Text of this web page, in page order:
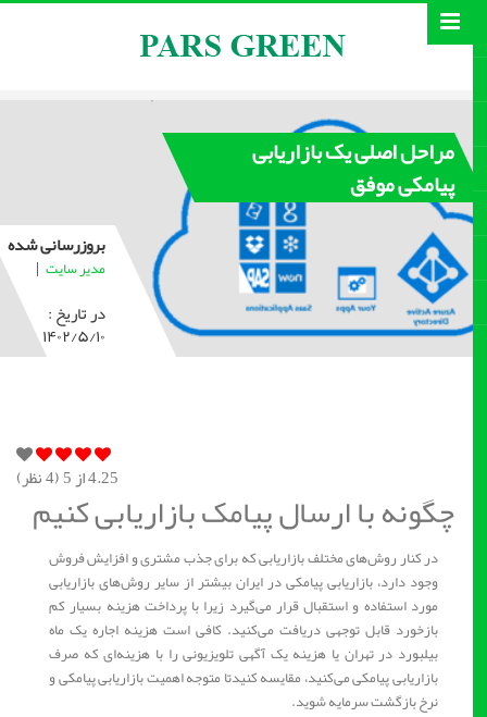
مراحل اصلی یک بازاریابی
پیامکی موفق
بروزرسانی شده
مدیر سایت |
در تاریخ :
۱۴۰۲/۵/۱۰
4.25از 5 ( 4نظر)
چگونه با ارسال پیامک بازاریابی کنیم
در کنار روش‌های مختلف بازاریابی که برای جذب مشتری و افزایش فروش
وجود دارد، بازاریابی پیامکی در ایران بیشتر از سایر روش‌های بازاریابی
مورد استفاده و استقبال قرار می‌گیرد زیرا با پرداخت هزینه بسیار کم
بازخورد قابل توجهی دریافت می‌کنید. کافی است هزینه اجاره یک ماه
بیلبورد در تهران یا هزینه یک آگهی تلویزیونی را با هزینه‌ای که صرف
بازاریابی پیامکی می‌کنید، مقایسه کنیدتا متوجه اهمیت بازاریابی پیامکی و
نرخ بازگشت سرمایه شوید.